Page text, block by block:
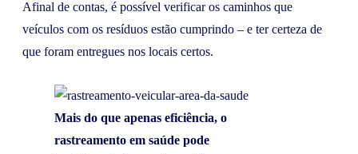
Afinal de contas, é possível verificar os caminhos que
veículos com os resíduos estão cumprindo – e ter certeza de
que foram entregues nos locais certos.
Mais do que apenas eficiência, o
rastreamento em saúde pode